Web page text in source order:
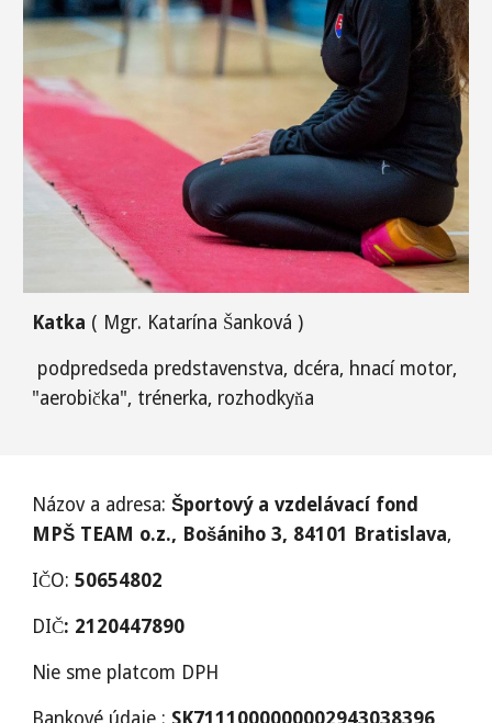
Katka ( Mgr. Katarína Šanková )
podpredseda predstavenstva, dcéra, hnací motor,
"aerobička", trénerka, rozhodkyňa
Názov a adresa:Športový a vzdelávací fond
MPŠ TEAM o.z., Bošániho 3, 84101 Bratislava,
IČO:50654802
DIČ: 2120447890
Nie sme platcom DPH
Bankové údaje : SK7111000000002943038396,